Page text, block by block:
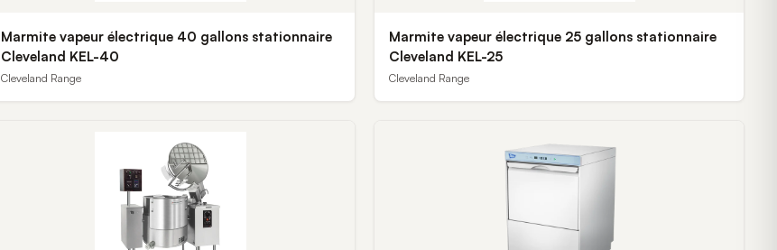
Marmite vapeur électrique 40 gallons stationnaire
Cleveland KEL-40
Cleveland Range
Marmite vapeur électrique 25 gallons stationnaire
Cleveland KEL-25
Cleveland Range